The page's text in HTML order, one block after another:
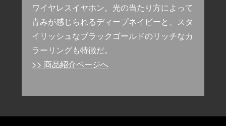
ワイヤレスイヤホン。光の当たり方によって
青みが感じられるディープネイビーと、スタ
イリッシュなブラックゴールドのリッチなカ
ラーリングも特徴だ。
>> 商品紹介ページへ